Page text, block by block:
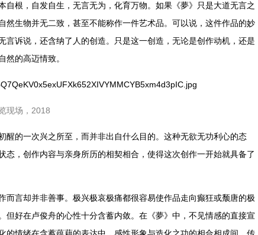
自根，自发自生，无言无为，化育万物。如果《夢》只是大道无言之
然生物并无二致，甚至不能称作一件艺术品。可以说，这件作品的妙
言诉说，还含纳了人的创造。只是这一创造，无论是创作动机，还是
然的高迈情致。
现场，2018
醒的一次兴之所至，而并非出自什么目的。这种无欲无功利心的态
态，创作内容与亲身所历的相契相合，使得这次创作一开始就具备了
而言却并非善事。极兴极哀极痛都很容易使作品走向癫狂或颓唐的极
但好在卢俊舟的心性十分含蓄内敛。在《夢》中，不见情感的直接宣